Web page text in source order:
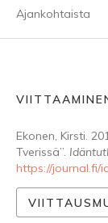
Ajankohtaista
Ekonen, Kirsti.
Tverissä”.
https://journal.fi/